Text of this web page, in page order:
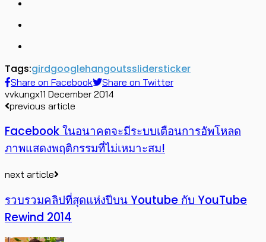
Tags:girdgooglehangoutsslidersticker
Share on Facebook
Share on Twitter
vvkungx11 December 2014
previous article
Facebook ในอนาคตจะมีระบบเตือนการอัพโหลด
ภาพแสดงพฤติกรรมที่ไม่เหมาะสม!
next article
รวบรวมคลิปที่สุดแห่งปีบน Youtube กับ YouTube
Rewind 2014